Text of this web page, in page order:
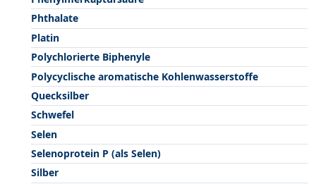
Phthalate
Platin
Polychlorierte Biphenyle
Polycyclische aromatische Kohlenwasserstoffe
Quecksilber
Schwefel
Selen
Selenoprotein P (als Selen)
Silber